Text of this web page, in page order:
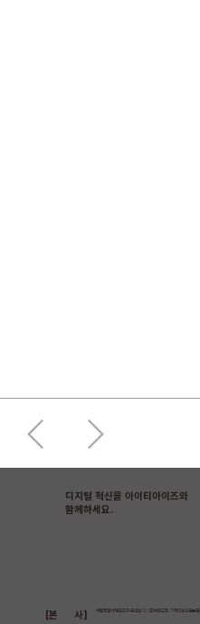
디지털 혁신을 아이티아이즈와
​함께하세요.
[본 사]
서울특별시 영등포구 은행로 37, 5층(여의도동, 기계진흥회관본관)